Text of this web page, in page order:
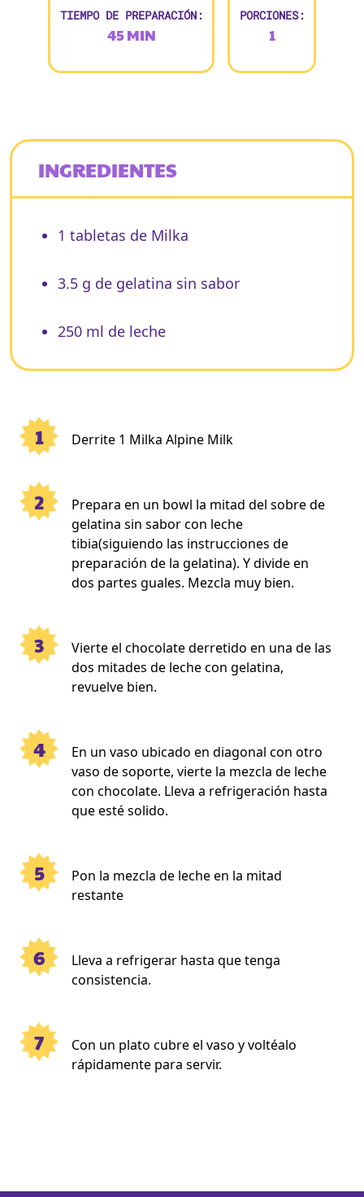
TIEMPO DE PREPARACIÓN:
45 MIN
PORCIONES:
1
INGREDIENTES
1 tabletas de Milka
3.5 g de gelatina sin sabor
250 ml de leche
1 Derrite 1 Milka Alpine Milk
2
Prepara en un bowl la mitad del sobre de
gelatina sin sabor con leche
tibia(siguiendo las instrucciones de
preparación de la gelatina). Y divide en
dos partes guales. Mezcla muy bien.
3
Vierte el chocolate derretido en una de las
dos mitades de leche con gelatina,
revuelve bien.
4
En un vaso ubicado en diagonal con otro
vaso de soporte, vierte la mezcla de leche
con chocolate. Lleva a refrigeración hasta
que esté solido.
5
Pon la mezcla de leche en la mitad
restante
6
Lleva a refrigerar hasta que tenga
consistencia.
7
Con un plato cubre el vaso y voltéalo
rápidamente para servir.